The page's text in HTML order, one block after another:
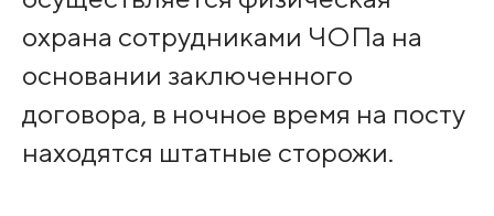
охрана сотрудниками ЧОПа на
основании заключенного
договора, в ночное время на посту
находятся штатные сторожи.